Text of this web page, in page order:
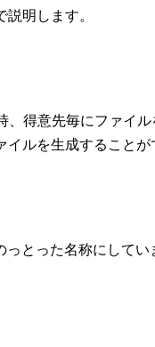
明します。
得意先毎にファイル
ルを生成することが
とった名称にしてい